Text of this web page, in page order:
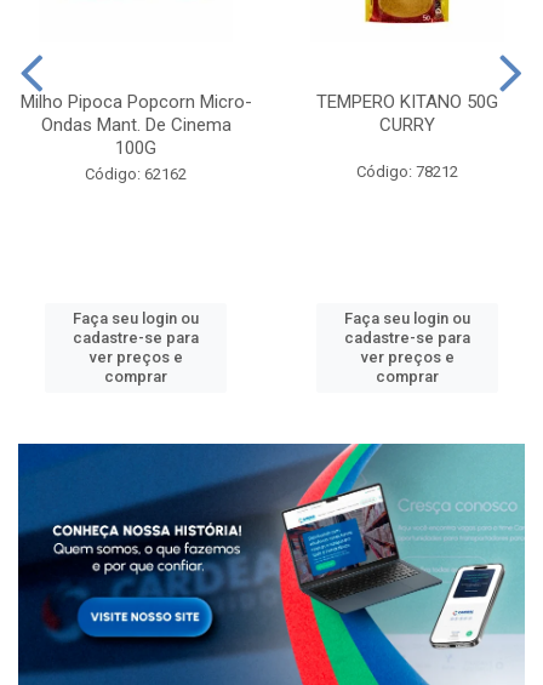
Milho Pipoca Popcorn Micro-
Ondas Mant. De Cinema
100G
Código: 62162
Faça seu login ou
cadastre-se para
ver preços e
comprar
TEMPERO KITANO 50G
CURRY
Código: 78212
Faça seu login ou
cadastre-se para
ver preços e
comprar